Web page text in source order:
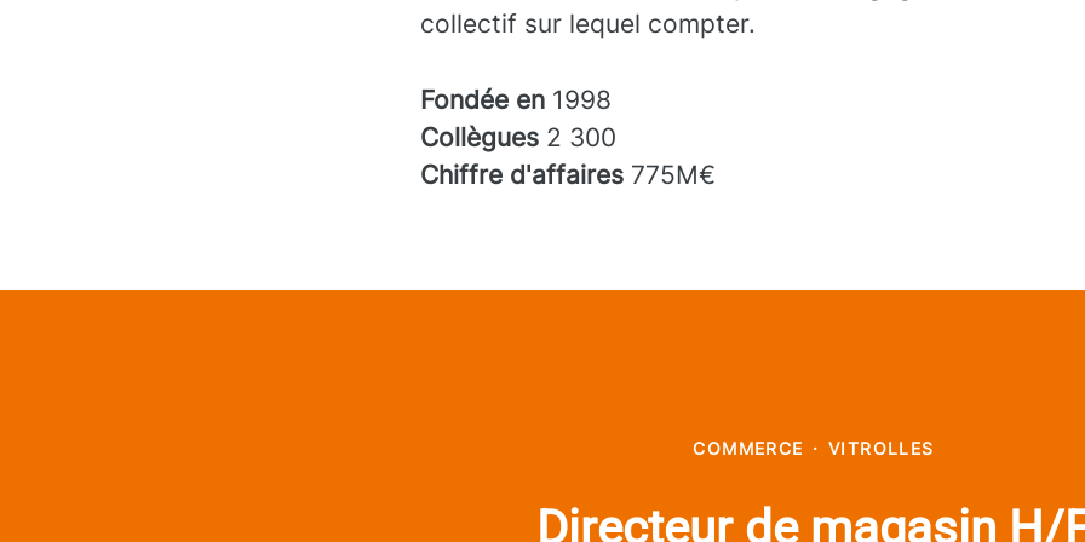
collectif sur lequel compter.
Fondée en 1998
Collègues 2 300
Chiffre d'affaires 775M€
COMMERCE · VITROLLES
Directeur de magasin H/